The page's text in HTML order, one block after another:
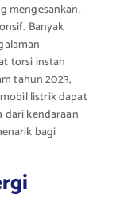
mengesankan,
Banyak
torsi instan
tahun 2023,
listrik dapat
kendaraan
bagi